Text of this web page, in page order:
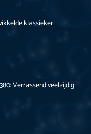
klassieker
Verrassend veelzijdig